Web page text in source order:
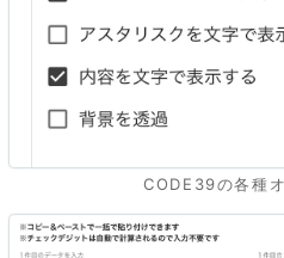
CODE39の各種